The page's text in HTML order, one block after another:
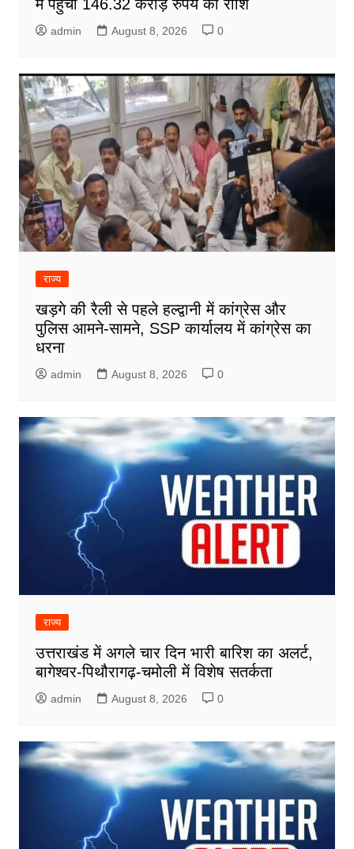
में पहुंची 146.32 करोड़ रुपये की राशि
admin August 8, 2026 0
राज्य
खड़गे की रैली से पहले हल्द्वानी में कांग्रेस और
पुलिस आमने-सामने, SSP कार्यालय में कांग्रेस का
धरना
admin August 8, 2026 0
राज्य
उत्तराखंड में अगले चार दिन भारी बारिश का अलर्ट,
बागेश्वर-पिथौरागढ़-चमोली में विशेष सतर्कता
admin August 8, 2026 0